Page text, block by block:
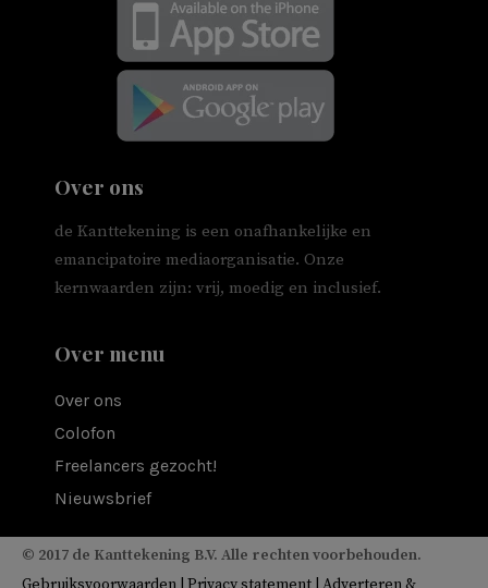
Over ons
de Kanttekening is een onafhankelijke en
emancipatoire mediaorganisatie. Onze
kernwaarden zijn: vrij, moedig en inclusief.
Over menu
Over ons
Colofon
Freelancers gezocht!
Nieuwsbrief
© 2017 de Kanttekening B.V. Alle rechten voorbehouden.